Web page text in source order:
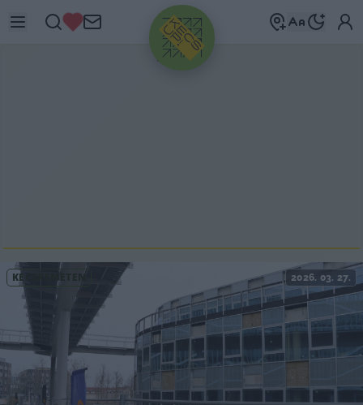
HIRDETÉS
KECSKEMÉTEN 2026. 03. 27.